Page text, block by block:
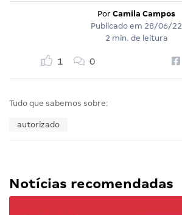
Por Camila Campos
Publicado em 28/06/22
2 min. de leitura
1 0
Tudo que sabemos sobre:
autorizado
Notícias recomendadas